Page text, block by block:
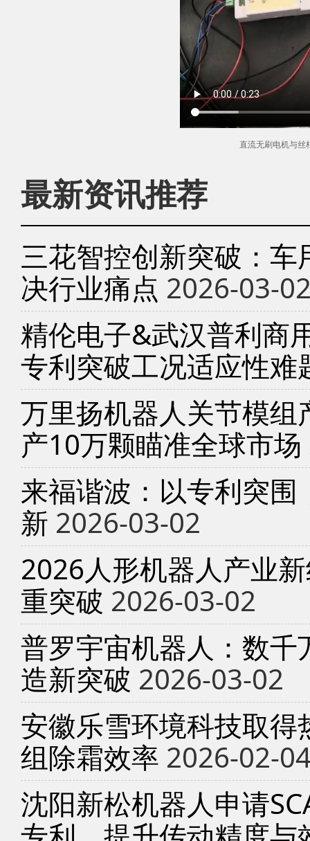
直流无刷电机与丝
最新资讯推荐
三花智控创新突破：
决行业痛点 2026-03-
精伦电子&武汉普利商
专利突破工况适应性难
万里扬机器人关节模
产10万颗瞄准全球市场
来福谐波：以专利突
新 2026-03-02
2026人形机器人产业
重突破 2026-03-02
普罗宇宙机器人：数
造新突破 2026-03-02
安徽乐雪环境科技取
组除霜效率 2026-02-
沈阳新松机器人申请